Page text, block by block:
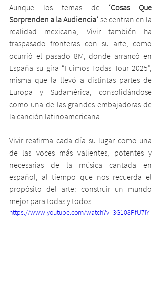
Aunque los temas de ‘Cosas Que
Sorprenden a la Audiencia’ se centran en la
realidad mexicana, Vivir también ha
traspasado fronteras con su arte, como
ocurrió el pasado 8M, donde arrancó en
España su gira “Fuimos Todas Tour 2025”,
misma que la llevó a distintas partes de
Europa y Sudamérica, consolidándose
como una de las grandes embajadoras de
la canción latinoamericana.
Vivir reafirma cada día su lugar como una
de las voces más valientes, potentes y
necesarias de la música cantada en
español, al tiempo que nos recuerda el
propósito del arte: construir un mundo
mejor para todas y todos.
https://www.youtube.com/watch?v=3G108PfU7lY